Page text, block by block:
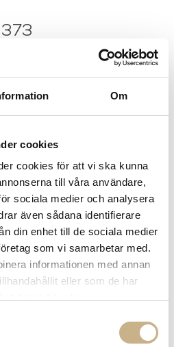
Om
cookies
cookies för att vi ska kunna
till våra användare,
sociala medier och analysera
även sådana identifierare
din enhet till de sociala medier
som vi samarbetar med.
informationen med annan
eller som de har
på lagervaror
du registrerar dig för vårt
köp över 1000:-
möbler